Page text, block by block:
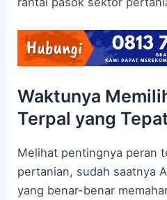
Waktunya
Terpal yang
Melihat pentingnya peran
pertanian, sudah saatnya
yang benar-benar